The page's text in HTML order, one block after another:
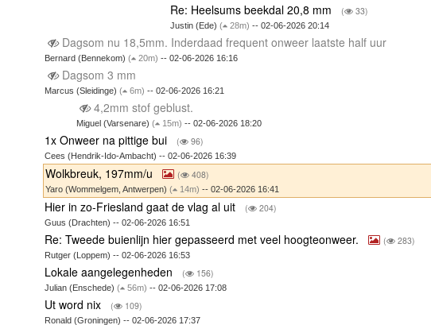
Re: Heelsums beekdal 20,8 mm ( 33)
Justin (Ede)( 28m) -- 02-06-2026 20:14
Dagsom nu 18,5mm. Inderdaad frequent onweer laatste half uur
Bernard (Bennekom)( 20m) -- 02-06-2026 16:16
Dagsom 3 mm
Marcus (Sleidinge)( 6m) -- 02-06-2026 16:21
4,2mm stof geblust.
Miguel (Varsenare) ( 15m) -- 02-06-2026 18:20
1x Onweer na pittige bui ( 96)
Cees (Hendrik-Ido-Ambacht) -- 02-06-2026 16:39
Wolkbreuk, 197mm/u ( 408)
Yaro (Wommelgem, Antwerpen)( 14m) -- 02-06-2026 16:41
Hier in zo-Friesland gaat de vlag al uit ( 204)
Guus (Drachten) -- 02-06-2026 16:51
Re: Tweede buienlijn hier gepasseerd met veel hoogteonweer. ( 283)
Rutger (Loppem) -- 02-06-2026 16:53
Lokale aangelegenheden ( 156)
Julian (Enschede)( 56m) -- 02-06-2026 17:08
Ut word nix ( 109)
Ronald (Groningen) -- 02-06-2026 17:37